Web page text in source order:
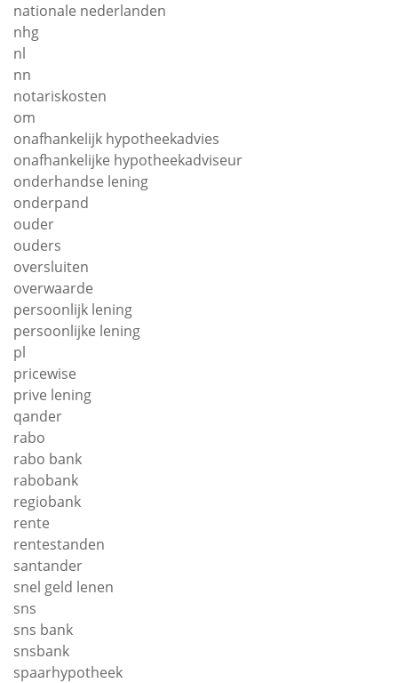
nationale nederlanden
nhg
nl
nn
notariskosten
om
onafhankelijk hypotheekadvies
onafhankelijke hypotheekadviseur
onderhandse lening
onderpand
ouder
ouders
oversluiten
overwaarde
persoonlijk lening
persoonlijke lening
pl
pricewise
prive lening
qander
rabo
rabo bank
rabobank
regiobank
rente
rentestanden
santander
snel geld lenen
sns
sns bank
snsbank
spaarhypotheek